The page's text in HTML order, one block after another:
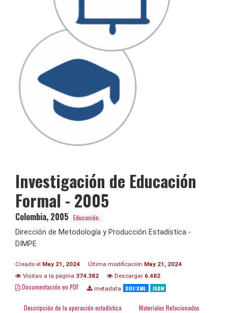
Investigación de Educación
Formal - 2005
Colombia, 2005 Educación.
Dirección de Metodología y Producción Estadística -
DIMPE
Creado el May 21, 2024 Última modificación May 21, 2024
Visitas a la página 374.382 Descargar 6.482
Documentación en PDF metadata DDI/XML JSON
Descripción de la operación estadística Materiales Relacionados